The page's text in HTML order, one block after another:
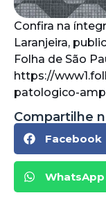
Confira na
Laranjeira,
Folha de São
https://
patologico-
Compartilhe
Facebook
WhatsApp